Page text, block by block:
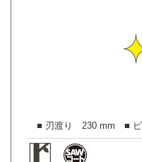
■ 刃渡り 230 mm ■